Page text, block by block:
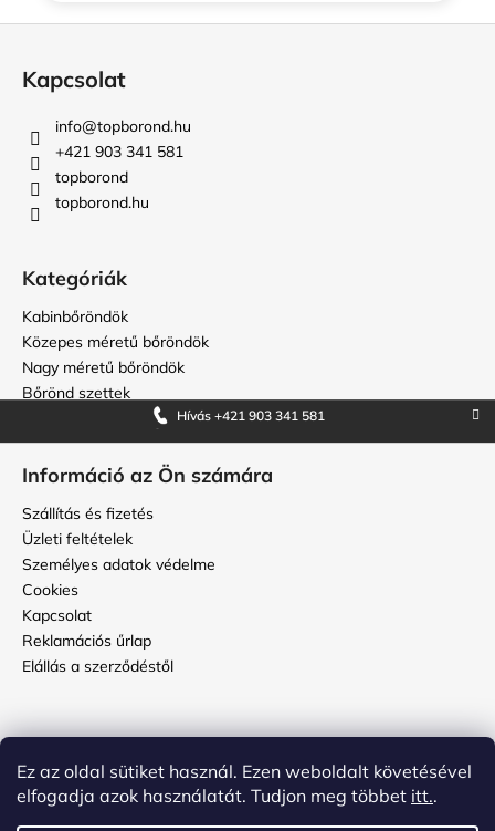
Ez az oldal sütiket használ. Ezen weboldalt követésével
elfogadja azok használatát. Tudjon meg többet itt..
Hívás +421 903 341 581
Kapcsolat
info@topborond.hu
+421 903 341 581
topborond
topborond.hu
Kategóriák
Kabinbőröndök
Közepes méretű bőröndök
Nagy méretű bőröndök
Bőrönd szettek
Információ az Ön számára
Szállítás és fizetés
Üzleti feltételek
Személyes adatok védelme
Cookies
Kapcsolat
Reklamációs űrlap
Elállás a szerződéstől
Hogyan kell ápolni a topbőröndöt?
Hogyan állítsuk be a kódot a bőrönd számzárján?